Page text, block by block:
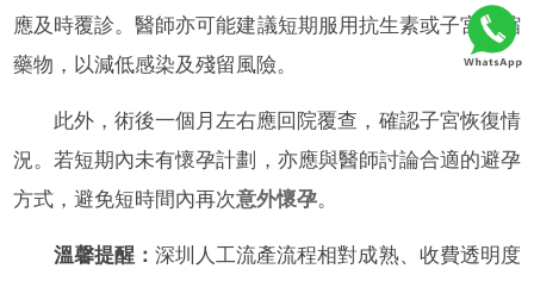
應及時覆診。醫師亦可能建議短期服用抗生素或子宮收縮
藥物，以減低感染及殘留風險。
此外，術後一個月左右應回院覆查，確認子宮恢復情
況。若短期內未有懷孕計劃，亦應與醫師討論合適的避孕
方式，避免短時間內再次意外懷孕。
溫馨提醒：深圳人工流產流程相對成熟、收費透明度